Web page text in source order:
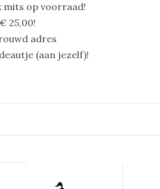
mits op voorraad!
25,00!
adres
(aan jezelf)!